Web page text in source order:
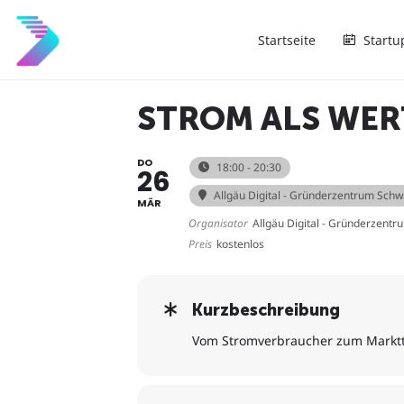
Startseite
STROM ALS
DO
26
MÄR
18:00 - 20:30
Allgäu Digital - Gründerzentrum
Organisator Allgäu Digital -
Preis kostenlos
Kurzbeschreibung
Vom Stromverbraucher zum